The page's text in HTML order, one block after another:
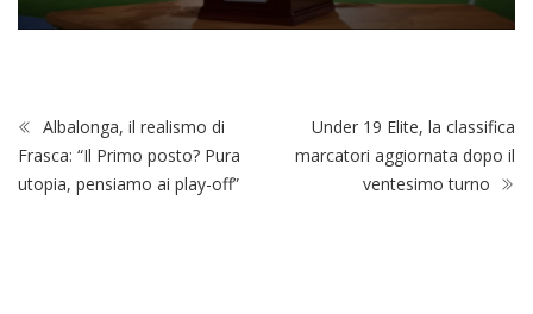
Albalonga, il realismo di
Frasca: “Il Primo posto? Pura
utopia, pensiamo ai play-off”
Under 19 Elite, la classifica
marcatori aggiornata dopo il
ventesimo turno